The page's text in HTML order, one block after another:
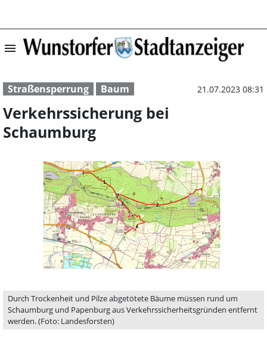
menu
Straßensperrung Baum 21.07.2023 08:31
Verkehrssicherung bei
Schaumburg
Durch Trockenheit und Pilze abgetötete Bäume müssen rund um
Schaumburg und Papenburg aus Verkehrssicherheitsgründen entfernt
werden. (Foto: Landesforsten)